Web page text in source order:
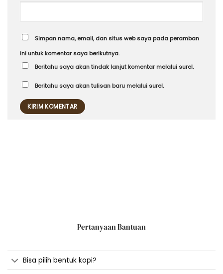
Simpan nama, email, dan situs web saya pada peramban
ini untuk komentar saya berikutnya.
Beritahu saya akan tindak lanjut komentar melalui surel.
Beritahu saya akan tulisan baru melalui surel.
Pertanyaan Bantuan
Bisa pilih bentuk kopi?